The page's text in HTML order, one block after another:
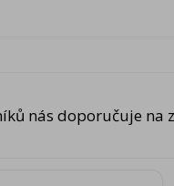
nás doporučuje na